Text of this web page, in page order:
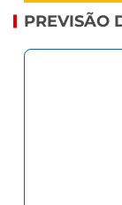
PREVISÃO